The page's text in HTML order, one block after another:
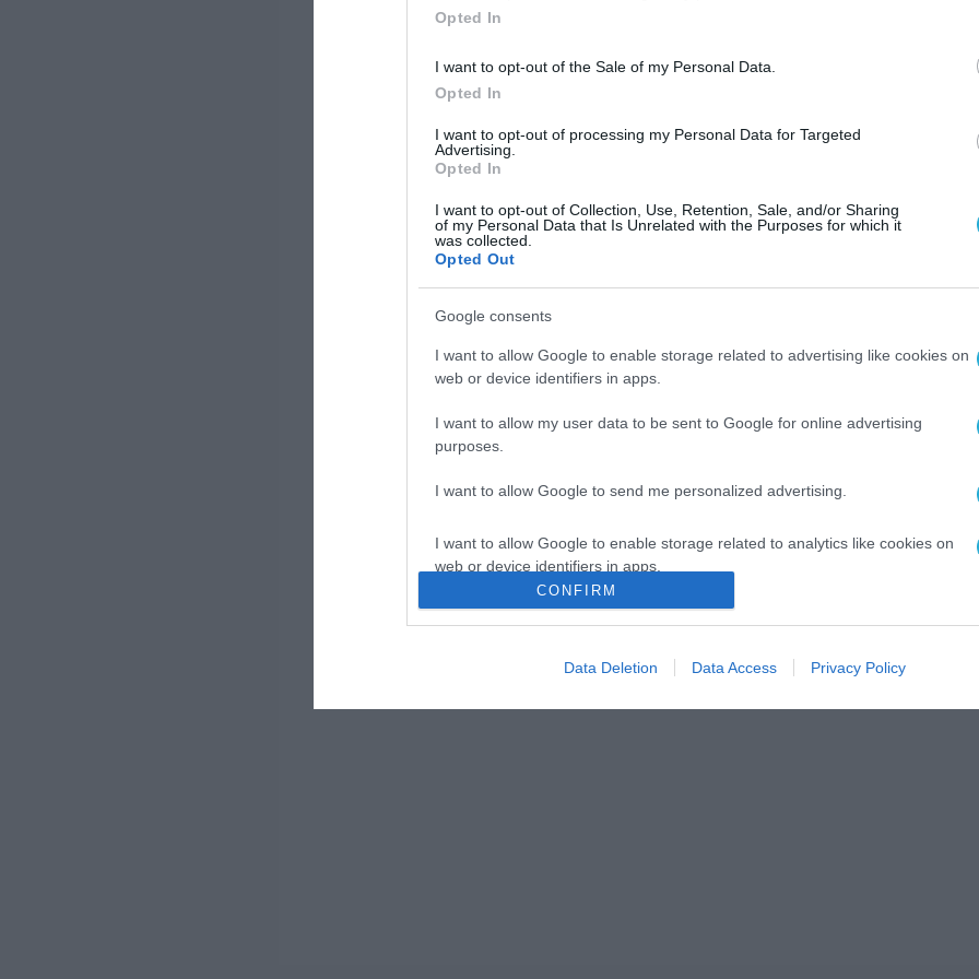
Opted In
I want to opt-out of the Sale of my Personal Data.
Opted In
I want to opt-out of processing my Personal Data for Targeted
Advertising.
Opted In
I want to opt-out of Collection, Use, Retention, Sale, and/or Sharing
of my Personal Data that Is Unrelated with the Purposes for which it
was collected.
Opted Out
Google consents
I want to allow Google to enable storage related to advertising like cookies on
web or device identifiers in apps.
I want to allow my user data to be sent to Google for online advertising
purposes.
I want to allow Google to send me personalized advertising.
I want to allow Google to enable storage related to analytics like cookies on
web or device identifiers in apps.
I want to allow Google to enable storage related to functionality of the website
I want to allow Google to enable storage related to personalization.
CONFIRM
Data Deletion Data Access Privacy Policy